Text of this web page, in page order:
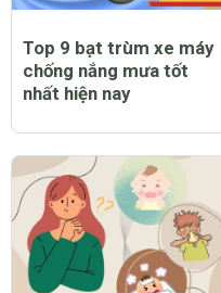
Top 9 bạt trùm xe máy
chống nắng mưa tốt
nhất hiện nay